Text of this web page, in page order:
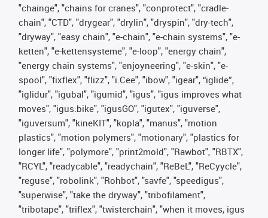
"chainge", "chains for cranes", "conprotect", "cradle-
chain", "CTD", "drygear", "drylin", "dryspin", "dry-tech",
"dryway", "easy chain", "e-chain", "e-chain systems", "e-
ketten", "e-kettensysteme", "e-loop", "energy chain",
"energy chain systems", "enjoyneering", "e-skin", "e-
spool", "fixflex", "flizz", "i.Cee", "ibow", "igear", “iglide”,
"iglidur", "igubal", "igumid", "igus", "igus improves what
moves", "igus:bike", "igusGO", "igutex", "iguverse",
"iguversum", "kineKIT", "kopla", "manus", "motion
plastics", "motion polymers", "motionary", "plastics for
longer life", "polymore", "print2mold", "Rawbot", "RBTX",
"RCYL", "readycable", "readychain", "ReBeL", "ReCyycle",
"reguse", "robolink", "Rohbot", "savfe", "speedigus",
"superwise", "take the dryway", "tribofilament",
"tribotape", "triflex", "twisterchain", "when it moves, igus